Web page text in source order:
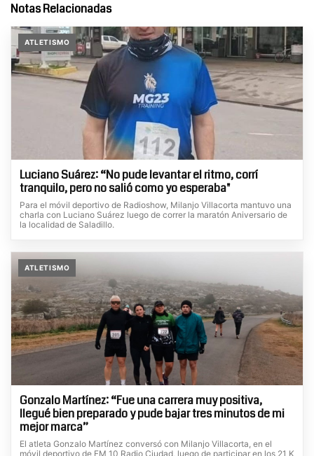
Notas Relacionadas
ATLETISMO
Luciano Suárez: “No pude levantar el ritmo, corrí
tranquilo, pero no salió como yo esperaba"
Para el móvil deportivo de Radioshow, Milanjo Villacorta mantuvo una
charla con Luciano Suárez luego de correr la maratón Aniversario de
la localidad de Saladillo.
ATLETISMO
Gonzalo Martínez: “Fue una carrera muy positiva,
llegué bien preparado y pude bajar tres minutos de mi
mejor marca”
El atleta Gonzalo Martínez conversó con Milanjo Villacorta, en el
móvil deportivo de FM 10 Radio Ciudad, luego de participar en los 21 K